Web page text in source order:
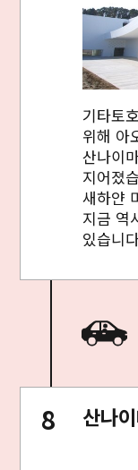
기타토
위해 아
산나이
지어졌
새하얀
지금 역
있습니
산나